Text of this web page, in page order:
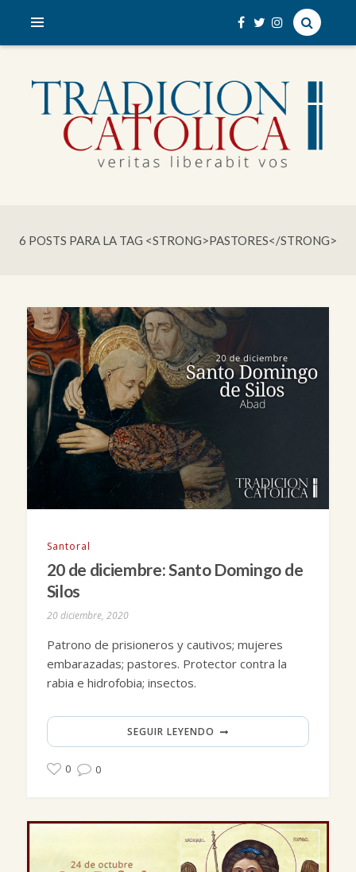
6 POSTS PARA LA TAG <STRONG>PASTORES</STRONG>
Santoral
20 de diciembre: Santo Domingo de
Silos
20 diciembre, 2020
Patrono de prisioneros y cautivos; mujeres
embarazadas; pastores. Protector contra la
rabia e hidrofobia; insectos.
SEGUIR LEYENDO
0 0